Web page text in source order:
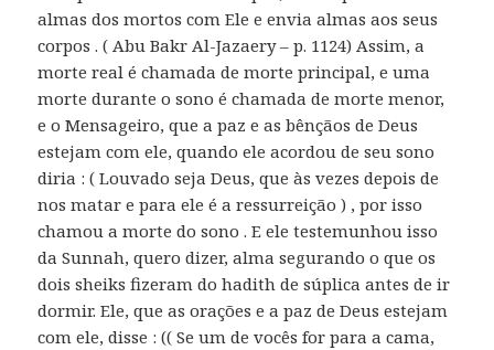
almas dos mortos com Ele e envia almas aos seus
corpos . ( Abu Bakr Al-Jazaery – p. 1124) Assim, a
morte real é chamada de morte principal, e uma
morte durante o sono é chamada de morte menor,
e o Mensageiro, que a paz e as bênçãos de Deus
estejam com ele, quando ele acordou de seu sono
diria : ( Louvado seja Deus, que às vezes depois de
nos matar e para ele é a ressurreição ) , por isso
chamou a morte do sono . E ele testemunhou isso
da Sunnah, quero dizer, alma segurando o que os
dois sheiks fizeram do hadith de súplica antes de ir
dormir. Ele, que as orações e a paz de Deus estejam
com ele, disse : (( Se um de vocês for para a cama,